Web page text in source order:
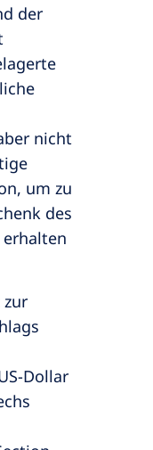
der
nicht
um zu
des
erhalten
zur
Dollar